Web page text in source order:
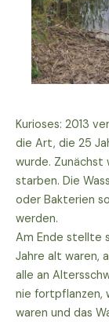
Kurioses: 2013
die Art, die 25
wurde. Zunächst
starben. Die
oder Bakterien
werden.
Am Ende stellte
Jahre alt waren,
alle an
nie fortpflanzen,
waren und das